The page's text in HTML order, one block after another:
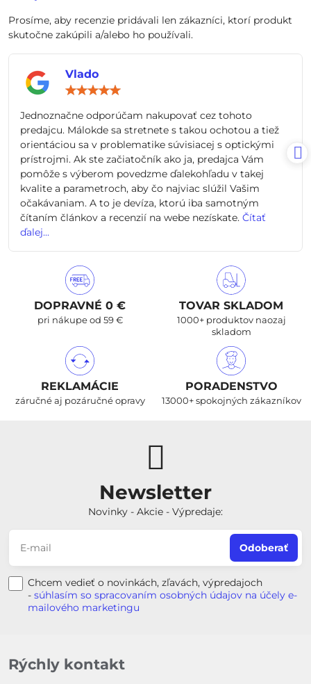
Prosíme, aby recenzie pridávali len zákazníci, ktorí produkt
skutočne zakúpili a/alebo ho používali.
Vlado
5
Jednoznačne odporúčam nakupovať cez tohoto
predajcu. Málokde sa stretnete s takou ochotou a tiež
orientáciou sa v problematike súvisiacej s optickými
prístrojmi. Ak ste začiatočník ako ja, predajca Vám
pomôže s výberom povedzme ďalekohľadu v takej
kvalite a parametroch, aby čo najviac slúžil Vašim
očakávaniam. A to je devíza, ktorú iba samotným
čítaním článkov a recenzií na webe nezískate. Čítať
ďalej...
DOPRAVNÉ 0 €
pri nákupe od 59 €
TOVAR SKLADOM
1000+ produktov naozaj
skladom
REKLAMÁCIE
záručné aj pozáručné opravy
PORADENSTVO
13000+ spokojných zákazníkov
Newsletter
Novinky - Akcie - Výpredaje:
Odoberať
Chcem vedieť o novinkách, zľavách, výpredajoch
- súhlasím so spracovaním osobných údajov na účely e-
mailového marketingu
Rýchly kontakt